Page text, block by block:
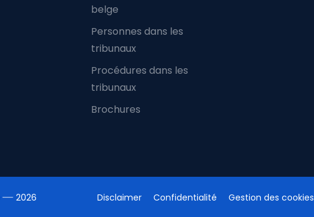
belge
Personnes dans les
tribunaux
Procédures dans les
tribunaux
Brochures
2026 Disclaimer Confidentialité Gestion des cookies